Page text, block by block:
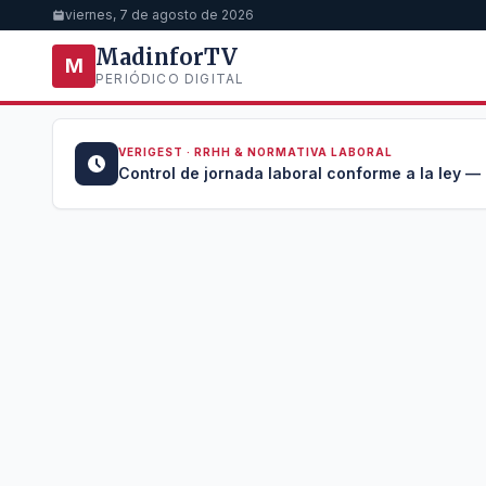
viernes, 7 de agosto de 2026
M MadinforTV
PERIÓDICO DIGITAL
VERIGEST · RRHH & NORMATIVA LABORAL
Control de jornada laboral conforme a la ley —